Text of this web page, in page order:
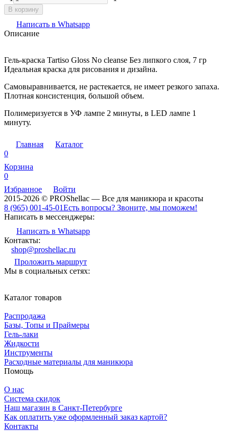
В корзину
Написать в Whatsapp
Описание
Гель-краска Tartiso Gloss No cleanse Без липкого слоя, 7 гр
Идеальная краска для рисования и дизайна.
Самовыравнивается, не растекается, не имеет резкого запаха.
Плотная консистенция, большой объем.
Полимеризуется в УФ лампе 2 минуты, в LED лампе 1
минуту.
Главная
Каталог
0
Корзина
0
Избранное
Войти
2015-2026 © PROShellac — Все для маникюра и красоты
8 (965) 001-45-01Есть вопросы? Звоните, мы поможем!
Написать в мессенджеры:
Написать в Whatsapp
Контакты:
shop@proshellac.ru
Проложить маршрут
Мы в социальных сетях:
Каталог товаров
Распродажа
Базы, Топы и Праймеры
Гель-лаки
Жидкости
Инструменты
Расходные материалы для маникюра
Помощь
О нас
Система скидок
Наш магазин в Санкт-Петербурге
Как оплатить уже оформленный заказ картой?
Контакты